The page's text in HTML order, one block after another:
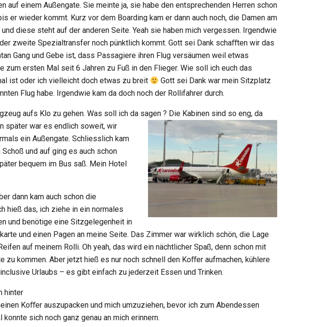
auf einem Außengate. Sie meinte ja, sie habe den entsprechenden Herren schon
wieder kommt. Kurz vor dem Boarding kam er dann auch noch, die Damen am
diese steht auf der anderen Seite. Yeah sie haben mich vergessen. Irgendwie
zweite Spezialtransfer noch pünktlich kommt. Gott sei Dank schaﬀten wir das
Gang und Gebe ist, dass Passagiere ihren Flug versäumen weil etwas
ersten Mal seit 6 Jahren zu Fuß in den Flieger. Wie soll ich euch das
ist oder ich vielleicht doch etwas zu breit
Gott sei Dank war mein Sitzplatz
Flug habe. Irgendwie kam da doch noch der Rollifahrer durch.
aufs Klo zu gehen. Was soll ich da sagen ? Die Kabinen sind so eng, da
später war es endlich soweit, wir
ein Außengate. Schliesslich kam
und auf ging es auch schon
bequem im Bus saß. Mein Hotel
dann kam auch schon die
hieß das, ich ziehe in ein normales
und benötige eine Sitzgelegenheit in
und einen Pagen an meine Seite. Das Zimmer war wirklich schön, die Lage
auf meinem Rolli. Oh yeah, das wird ein nächtlicher Spaß, denn schon mit
kommen. Aber jetzt hieß es nur noch schnell den Koﬀer aufmachen, kühlere
Urlaubs – es gibt einfach zu jederzeit Essen und Trinken.
hinter
Koﬀer auszupacken und mich umzuziehen, bevor ich zum Abendessen
sich noch ganz genau an mich erinnern.